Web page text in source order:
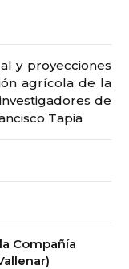
y proyecciones
agrícola de la
de
Tapia
Compañía